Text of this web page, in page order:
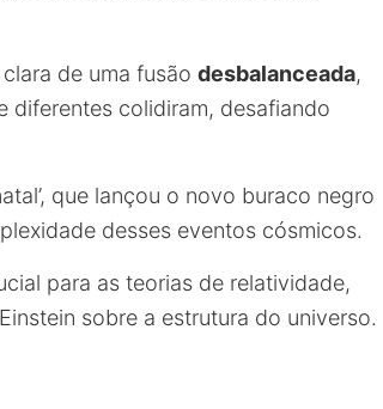
de uma fusão desbalanceada,
diferentes colidiram, desafiando
que lançou o novo buraco negro
desses eventos cósmicos.
para as teorias de relatividade,
sobre a estrutura do universo.